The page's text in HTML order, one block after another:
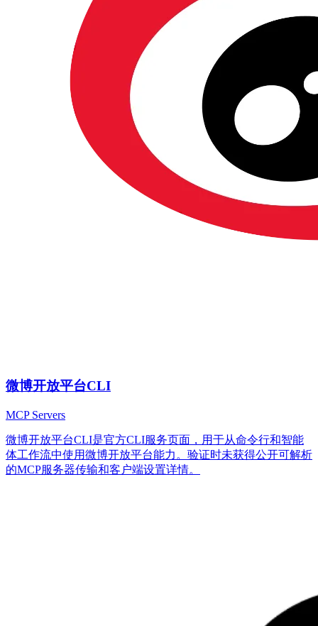
微博开放平台CLI
MCP Servers
微博开放平台CLI是官方CLI服务页面，用于从命令行和智能
体工作流中使用微博开放平台能力。验证时未获得公开可解析
的MCP服务器传输和客户端设置详情。